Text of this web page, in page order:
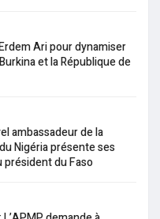
Ari pour dynamiser
et la République de
ambassadeur de la
Nigéria présente ses
du Faso